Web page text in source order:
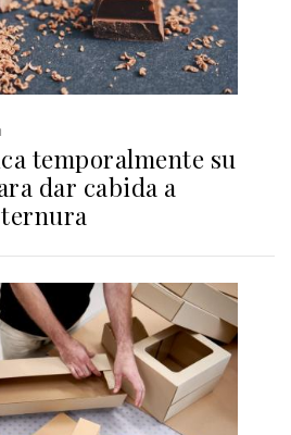
temporalmente su
dar cabida a